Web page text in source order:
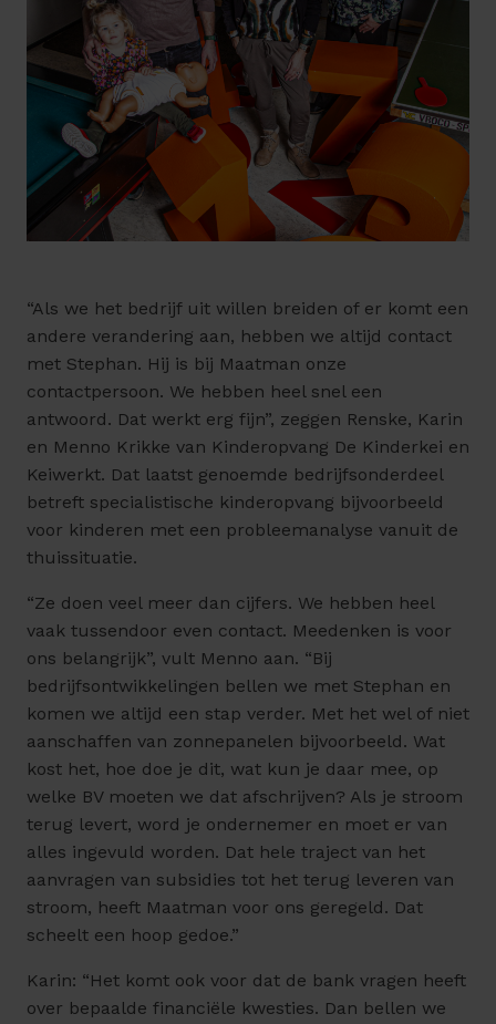
“Als we het bedrijf uit willen breiden of er komt een
andere verandering aan, hebben we altijd contact
met Stephan. Hij is bij Maatman onze
contactpersoon. We hebben heel snel een
antwoord. Dat werkt erg fijn”, zeggen Renske, Karin
en Menno Krikke van Kinderopvang De Kinderkei en
Keiwerkt. Dat laatst genoemde bedrijfsonderdeel
betreft specialistische kinderopvang bijvoorbeeld
voor kinderen met een probleemanalyse vanuit de
thuissituatie.
“Ze doen veel meer dan cijfers. We hebben heel
vaak tussendoor even contact. Meedenken is voor
ons belangrijk”, vult Menno aan. “Bij
bedrijfsontwikkelingen bellen we met Stephan en
komen we altijd een stap verder. Met het wel of niet
aanschaffen van zonnepanelen bijvoorbeeld. Wat
kost het, hoe doe je dit, wat kun je daar mee, op
welke BV moeten we dat afschrijven? Als je stroom
terug levert, word je ondernemer en moet er van
alles ingevuld worden. Dat hele traject van het
aanvragen van subsidies tot het terug leveren van
stroom, heeft Maatman voor ons geregeld. Dat
scheelt een hoop gedoe.”
Karin: “Het komt ook voor dat de bank vragen heeft
over bepaalde financiële kwesties. Dan bellen we